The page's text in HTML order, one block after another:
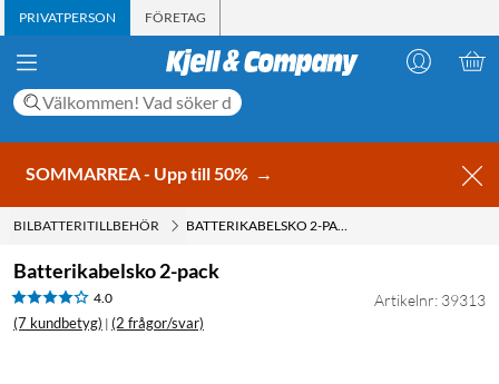
PRIVATPERSON FÖRETAG
SOMMARREA - Upp till 50% →
BILBATTERITILLBEHÖR BATTERIKABELSKO 2-PACK
Batterikabelsko 2-pack
4.0
(7 kundbetyg) | (2 frågor/svar)
Artikelnr: 39313